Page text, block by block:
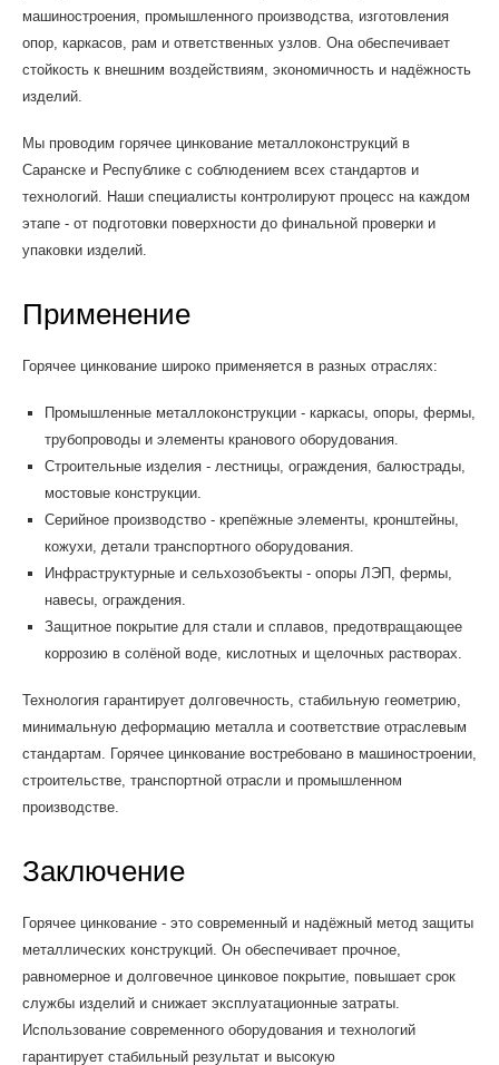
машиностроения, промышленного производства, изготовления
опор, каркасов, рам и ответственных узлов. Она обеспечивает
стойкость к внешним воздействиям, экономичность и надёжность
изделий.
Мы проводим горячее цинкование металлоконструкций в
Саранске и Республике с соблюдением всех стандартов и
технологий. Наши специалисты контролируют процесс на каждом
этапе - от подготовки поверхности до финальной проверки и
упаковки изделий.
Применение
Горячее цинкование широко применяется в разных отраслях:
Промышленные металлоконструкции - каркасы, опоры, фермы,
трубопроводы и элементы кранового оборудования.
Строительные изделия - лестницы, ограждения, балюстрады,
мостовые конструкции.
Серийное производство - крепёжные элементы, кронштейны,
кожухи, детали транспортного оборудования.
Инфраструктурные и сельхозобъекты - опоры ЛЭП, фермы,
навесы, ограждения.
Защитное покрытие для стали и сплавов, предотвращающее
коррозию в солёной воде, кислотных и щелочных растворах.
Технология гарантирует долговечность, стабильную геометрию,
минимальную деформацию металла и соответствие отраслевым
стандартам. Горячее цинкование востребовано в машиностроении,
строительстве, транспортной отрасли и промышленном
производстве.
Заключение
Горячее цинкование - это современный и надёжный метод защиты
металлических конструкций. Он обеспечивает прочное,
равномерное и долговечное цинковое покрытие, повышает срок
службы изделий и снижает эксплуатационные затраты.
Использование современного оборудования и технологий
гарантирует стабильный результат и высокую